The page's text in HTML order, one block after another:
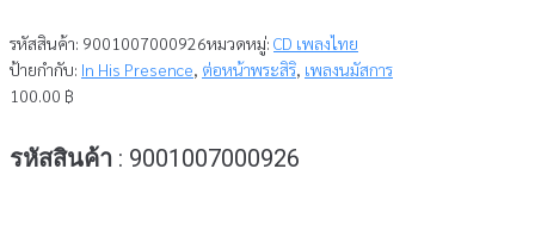
รหัสสินค้า: 9001007000926หมวดหมู่: CD เพลงไทย
ป้ายกำกับ: In His Presence, ต่อหน้าพระสิริ, เพลงนมัสการ
100.00 ฿
รหัสสินค้า : 9001007000926